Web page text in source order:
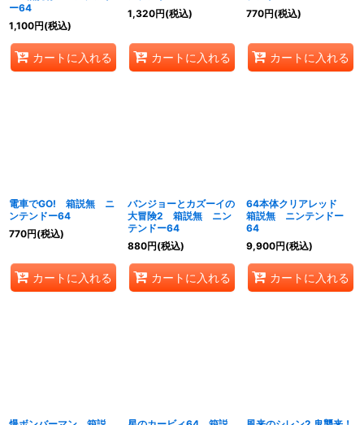
ー64
1,100円(税込)
カートに入れる
1,320円(税込)
カートに入れる
770円(税込)
カートに入れる
電車でGO! 箱説無 ニ
ンテンドー64
770円(税込)
カートに入れる
バンジョーとカズーイの
大冒険2 箱説無 ニン
テンドー64
880円(税込)
カートに入れる
64本体クリアレッド
箱説無 ニンテンドー
64
9,900円(税込)
カートに入れる